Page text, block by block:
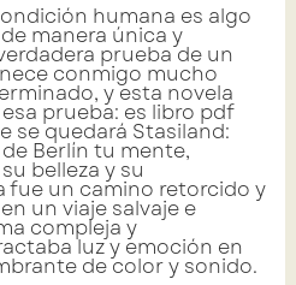
humana es algo
manera única y
prueba de un
conmigo mucho
y esta novela
prueba: es libro pdf
se quedará Stasiland:
Berlín tu mente,
belleza y su
fue un camino retorcido y
un viaje salvaje e
compleja y
luz y emoción en
de color y sonido.